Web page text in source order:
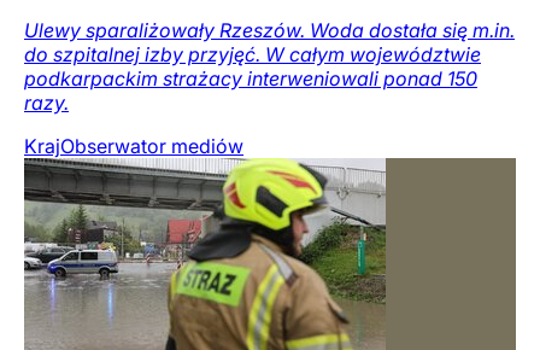
Ulewy sparaliżowały Rzeszów. Woda dostała się m.in.
do szpitalnej izby przyjęć. W całym województwie
podkarpackim strażacy interweniowali ponad 150
razy.
KrajObserwator mediów